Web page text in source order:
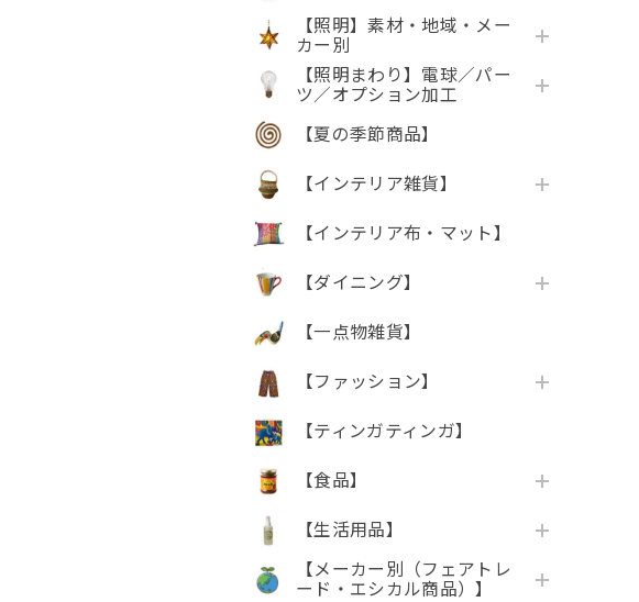
【照明】素材・地域・メー
カー別
【照明まわり】電球／パー
ツ／オプション加工
【夏の季節商品】
【インテリア雑貨】
【インテリア布・マット】
【ダイニング】
【一点物雑貨】
【ファッション】
【ティンガティンガ】
【食品】
【生活用品】
【メーカー別（フェアトレ
ード・エシカル商品）】